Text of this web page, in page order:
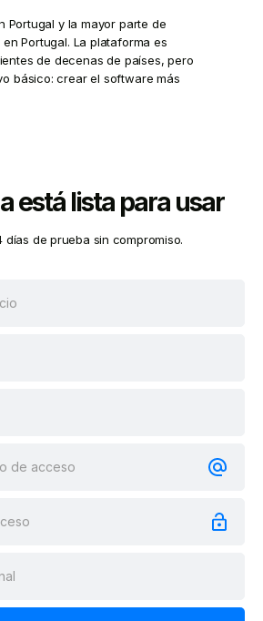
Portugal y la mayor parte de
Portugal. La plataforma es
de decenas de países, pero
básico: crear el software más
está lista para usar
días de prueba sin compromiso.